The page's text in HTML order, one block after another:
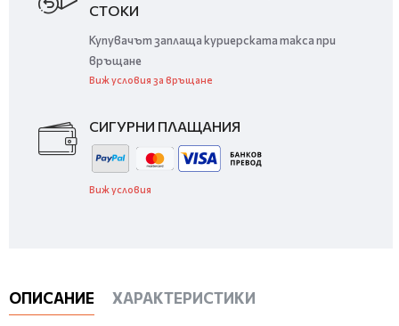
СТОКИ
Купувачът заплаща куриерската такса при
връщане
Виж условия за връщане
СИГУРНИ ПЛАЩАНИЯ
Виж условия
ОПИСАНИЕ ХАРАКТЕРИСТИКИ